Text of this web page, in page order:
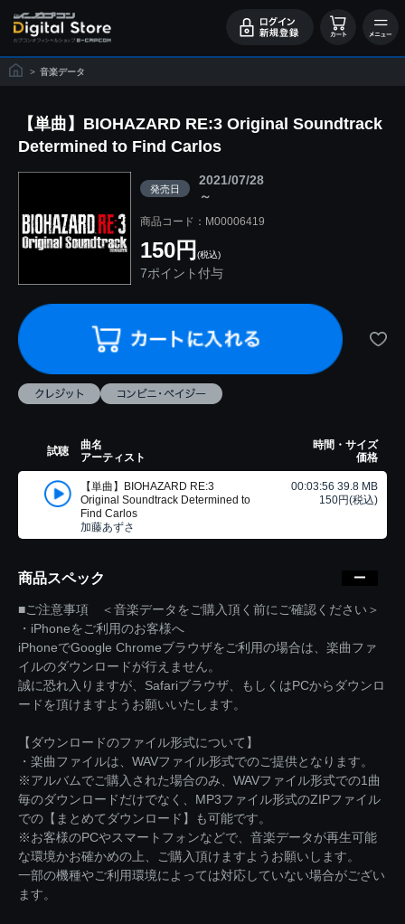
> 音楽データ
【単曲】BIOHAZARD RE:3 Original Soundtrack
Determined to Find Carlos
発売日
2021/07/28
～
商品コード：M00006419
150円 (税込)
7ポイント付与
試聴
曲名
アーティスト
時間・サイズ
価格
【単曲】BIOHAZARD RE:3
Original Soundtrack Determined to
Find Carlos
加藤あずさ
00:03:56 39.8 MB
150円(税込)
商品スペック
■ご注意事項 ＜音楽データをご購入頂く前にご確認ください＞
・iPhoneをご利用のお客様へ
iPhoneでGoogle Chromeブラウザをご利用の場合は、楽曲ファ
イルのダウンロードが行えません。
誠に恐れ入りますが、Safariブラウザ、もしくはPCからダウンロ
ードを頂けますようお願いいたします。
【ダウンロードのファイル形式について】
・楽曲ファイルは、WAVファイル形式でのご提供となります。
※アルバムでご購入された場合のみ、WAVファイル形式での1曲
毎のダウンロードだけでなく、MP3ファイル形式のZIPファイル
での【まとめてダウンロード】も可能です。
※お客様のPCやスマートフォンなどで、音楽データが再生可能
な環境かお確かめの上、ご購入頂けますようお願いします。
一部の機種やご利用環境によっては対応していない場合がござい
ます。